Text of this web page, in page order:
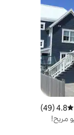
متوسط التقييم 4.8 من 5، 49 مراجعات
4.8 (49)